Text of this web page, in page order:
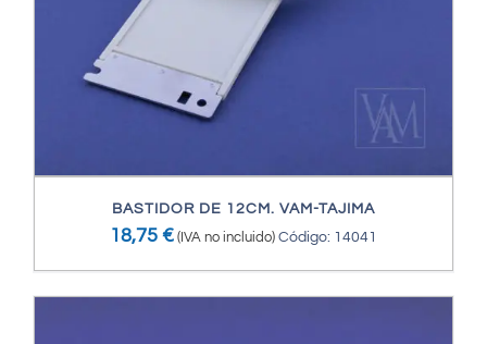
BASTIDOR DE 12CM. VAM-TAJIMA
18,75 € (IVA no incluido) Código: 14041